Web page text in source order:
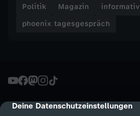
cmp-dialog-description
Deine Datenschutzeinstellungen
s
ä
c
Politik Magazin
informativ
phoenix tagesgespräch